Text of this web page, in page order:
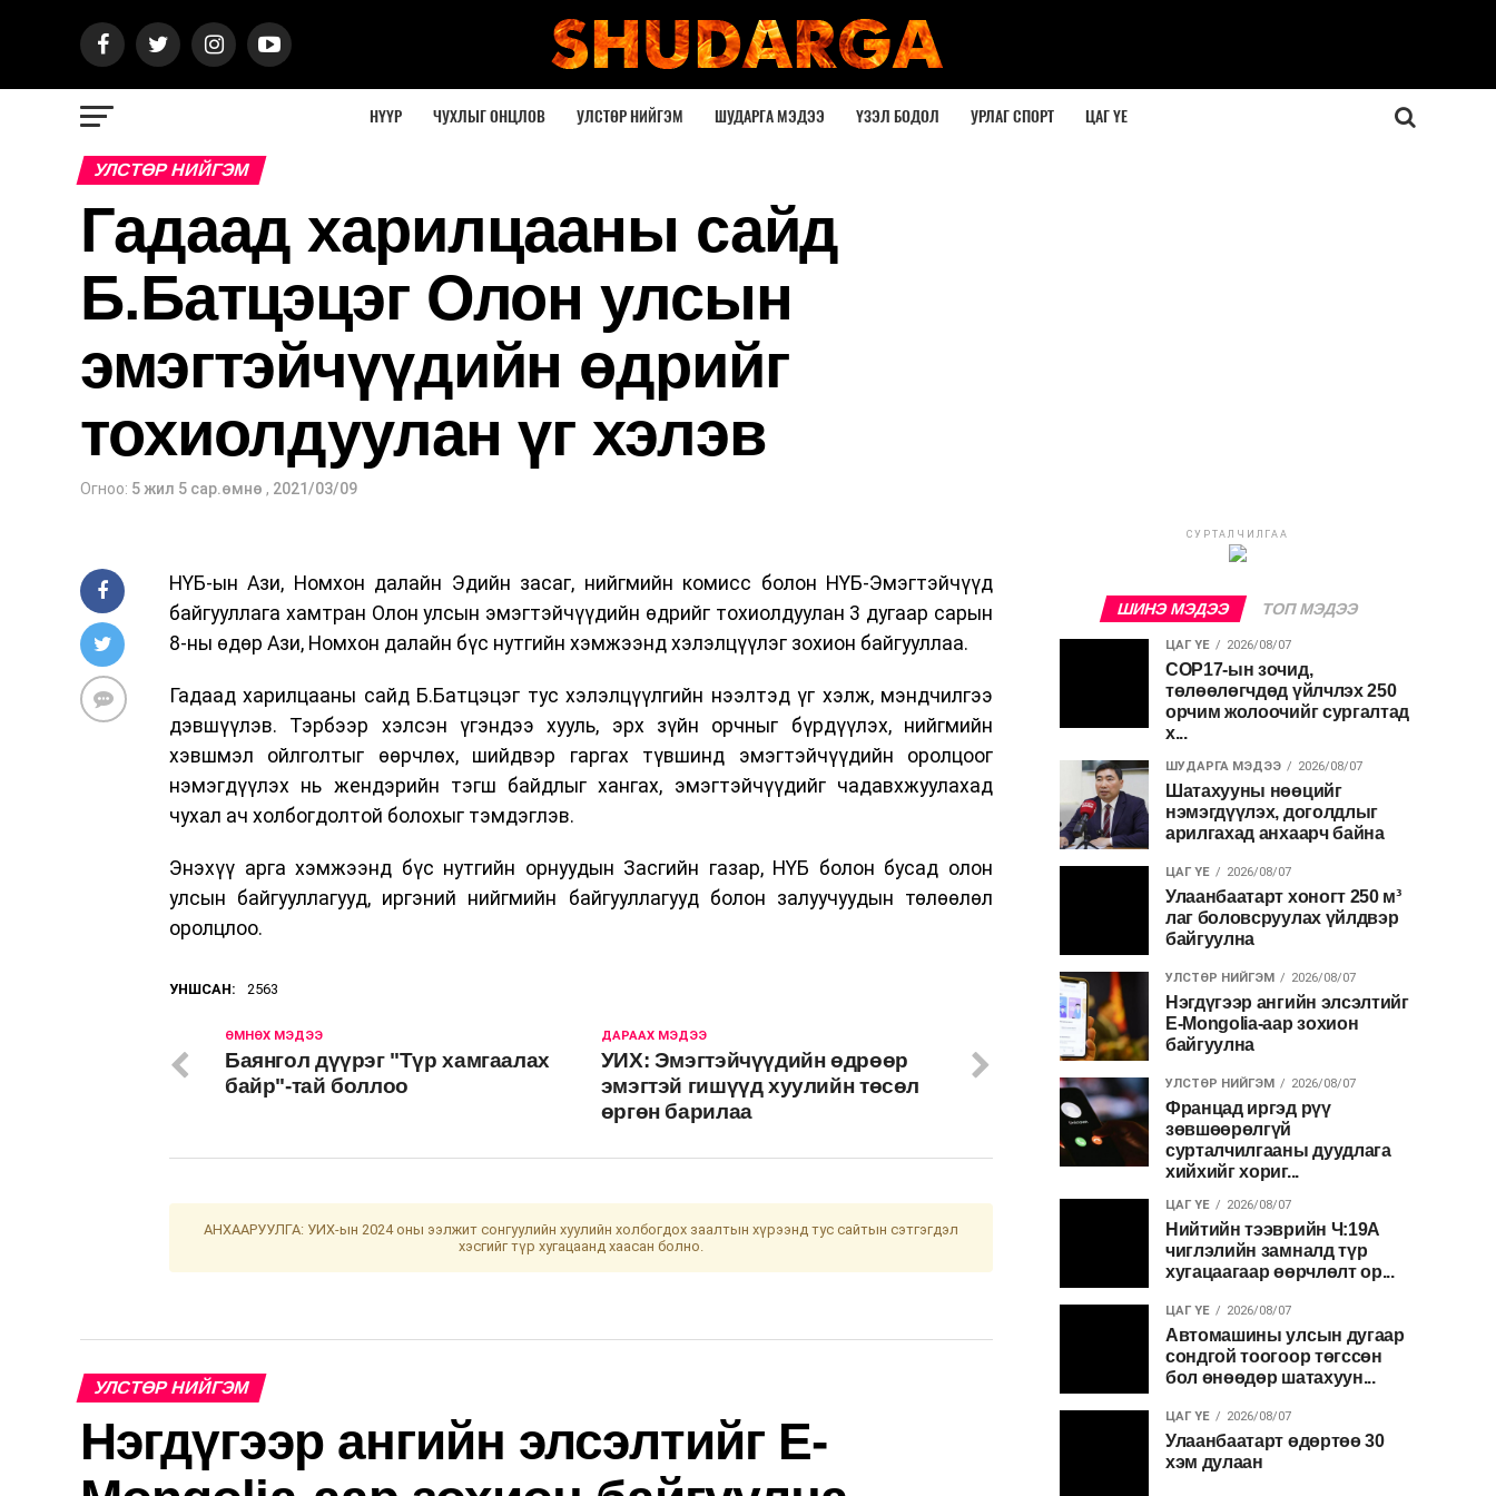
НҮҮР ЧУХЛЫГ ОНЦЛОВ УЛСТӨР НИЙГЭМ ШУДАРГА МЭДЭЭ ҮЗЭЛ БОДОЛ УРЛАГ СПОРТ ЦАГ ҮЕ
УЛСТӨР НИЙГЭМ
Гадаад харилцааны сайд
Б.Батцэцэг Олон улсын
эмэгтэйчүүдийн өдрийг
тохиолдуулан үг хэлэв
Огноо: 5 жил 5 сар.өмнө , 2021/03/09
НҮБ-ын Ази, Номхон далайн Эдийн засаг, нийгмийн комисс болон НҮБ-Эмэгтэйчүүд
байгууллага хамтран Олон улсын эмэгтэйчүүдийн өдрийг тохиолдуулан 3 дугаар сарын
8-ны өдөр Ази, Номхон далайн бүс нутгийн хэмжээнд хэлэлцүүлэг зохион байгууллаа.
Гадаад харилцааны сайд Б.Батцэцэг тус хэлэлцүүлгийн нээлтэд үг хэлж, мэндчилгээ
дэвшүүлэв. Тэрбээр хэлсэн үгэндээ хууль, эрх зүйн орчныг бүрдүүлэх, нийгмийн
хэвшмэл ойлголтыг өөрчлөх, шийдвэр гаргах түвшинд эмэгтэйчүүдийн оролцоог
нэмэгдүүлэх нь жендэрийн тэгш байдлыг хангах, эмэгтэйчүүдийг чадавхжуулахад
чухал ач холбогдолтой болохыг тэмдэглэв.
Энэхүү арга хэмжээнд бүс нутгийн орнуудын Засгийн газар, НҮБ болон бусад олон
улсын байгууллагууд, иргэний нийгмийн байгууллагууд болон залуучуудын төлөөлөл
оролцлоо.
УНШСАН: 2563
ДАРААХ МЭДЭЭ
УИХ: Эмэгтэйчүүдийн өдрөөр
эмэгтэй гишүүд хуулийн төсөл
өргөн барилаа
ӨМНӨХ МЭДЭЭ
Баянгол дүүрэг "Түр хамгаалах
байр"-тай боллоо
АНХААРУУЛГА: УИХ-ын 2024 оны ээлжит сонгуулийн хуулийн холбогдох заалтын хүрээнд тус сайтын сэтгэгдэл
хэсгийг түр хугацаанд хаасан болно.
УЛСТӨР НИЙГЭМ
Нэгдүгээр ангийн элсэлтийг E-
СУРТАЛЧИЛГАА
ШИНЭ МЭДЭЭ ТОП МЭДЭЭ
ЦАГ ҮЕ 2026/08/07
COP17-ын зочид,
төлөөлөгчдөд үйлчлэх 250
орчим жолоочийг сургалтад
х...
ШУДАРГА МЭДЭЭ 2026/08/07
Шатахууны нөөцийг
нэмэгдүүлэх, доголдлыг
арилгахад анхаарч байна
ЦАГ ҮЕ 2026/08/07
Улаанбаатарт хоногт 250 м³
лаг боловсруулах үйлдвэр
байгуулна
УЛСТӨР НИЙГЭМ 2026/08/07
Нэгдүгээр ангийн элсэлтийг
E-Mongolia-аар зохион
байгуулна
УЛСТӨР НИЙГЭМ 2026/08/07
Францад иргэд рүү
зөвшөөрөлгүй
сурталчилгааны дуудлага
хийхийг хориг...
ЦАГ ҮЕ 2026/08/07
Нийтийн тээврийн Ч:19А
чиглэлийн замналд түр
хугацаагаар өөрчлөлт ор...
ЦАГ ҮЕ 2026/08/07
Автомашины улсын дугаар
сондгой тоогоор төгссөн
бол өнөөдөр шатахуун...
ЦАГ ҮЕ 2026/08/07
Улаанбаатарт өдөртөө 30
хэм дулаан